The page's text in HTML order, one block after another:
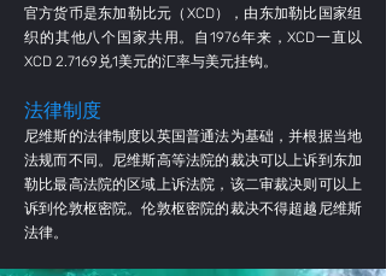
官方货币是东加勒比元（XCD），由东加勒比国家组
织的其他八个国家共用。自1976年来，XCD一直以
XCD 2.7169兑1美元的汇率与美元挂钩。
法律制度
尼维斯的法律制度以英国普通法为基础，并根据当地
法规而不同。尼维斯高等法院的裁决可以上诉到东加
勒比最高法院的区域上诉法院，该二审裁决则可以上
诉到伦敦枢密院。伦敦枢密院的裁决不得超越尼维斯
法律。